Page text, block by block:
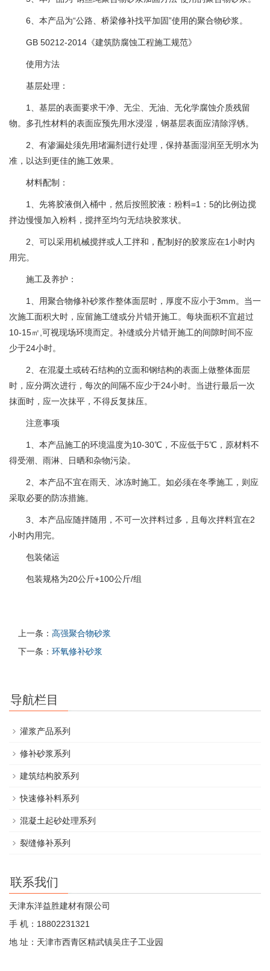
6、本产品为“公路、桥梁修补找平加固”使用的聚合物砂浆。
GB 50212-2014《建筑防腐蚀工程施工规范》
使用方法
基层处理：
1、基层的表面要求干净、无尘、无油、无化学腐蚀介质残留
物。多孔性材料的表面应预先用水浸湿，钢基层表面应清除浮锈。
2、有渗漏处须先用堵漏剂进行处理，保持基面湿润至无明水为
准，以达到更佳的施工效果。
材料配制：
1、先将胶液倒入桶中，然后按照胶液：粉料=1：5的比例边搅
拌边慢慢加入粉料，搅拌至均匀无结块胶浆状。
2、可以采用机械搅拌或人工拌和，配制好的胶浆应在1小时内
用完。
施工及养护：
1、用聚合物修补砂浆作整体面层时，厚度不应小于3mm。当一
次施工面积大时，应留施工缝或分片错开施工。每块面积不宜超过
10-15㎡,可视现场环境而定。补缝或分片错开施工的间隙时间不应
少于24小时。
2、在混凝土或砖石结构的立面和钢结构的表面上做整体面层
时，应分两次进行，每次的间隔不应少于24小时。当进行最后一次
抹面时，应一次抹平，不得反复抹压。
注意事项
1、本产品施工的环境温度为10-30℃，不应低于5℃，原材料不
得受潮、雨淋、日晒和杂物污染。
2、本产品不宜在雨天、冰冻时施工。如必须在冬季施工，则应
采取必要的防冻措施。
3、本产品应随拌随用，不可一次拌料过多，且每次拌料宜在2
小时内用完。
包装储运
包装规格为20公斤+100公斤/组
上一条： 高强聚合物砂浆
下一条： 环氧修补砂浆
导航栏目
灌浆产品系列
修补砂浆系列
建筑结构胶系列
快速修补料系列
混凝土起砂处理系列
裂缝修补系列
联系我们
天津东洋益胜建材有限公司
手 机：18802231321
地 址：天津市西青区精武镇吴庄子工业园